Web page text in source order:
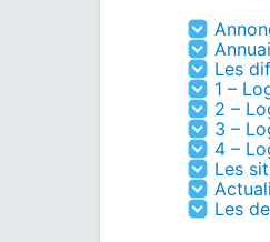
Les
1 –
2 –
3 –
4 –
Les
Les